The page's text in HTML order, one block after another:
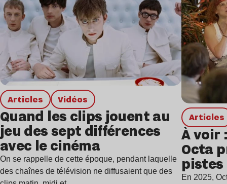
Articles Vidéos
Quand les clips jouent au
jeu des sept différences
avec le cinéma
On se rappelle de cette époque, pendant laquelle
des chaînes de télévision ne diffusaient que des
Articles
À voir
Octa
ère
En 2025,